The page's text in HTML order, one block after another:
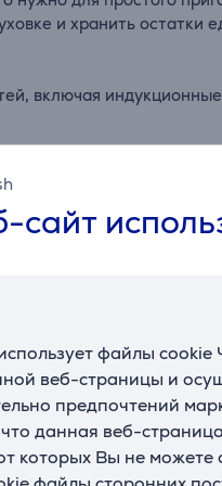
сайт
файлы
веб-страницы и
предпочтений
данная веб-
которых Вы не можете
и хранить
включая
Просто помещайте
когда сковорода
цвет и вкус. Сочные
к ржавчине и
машине).